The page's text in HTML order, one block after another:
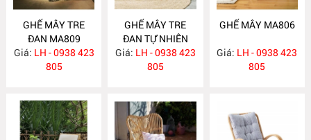
GHẾ MÂY TRE
ĐAN MA809
Giá: LH - 0938 423
805
GHẾ MÂY TRE
ĐAN TỰ NHIÊN
MA808
Giá: LH - 0938 423
805
GHẾ MÂY MA806
Giá: LH - 0938 423
805